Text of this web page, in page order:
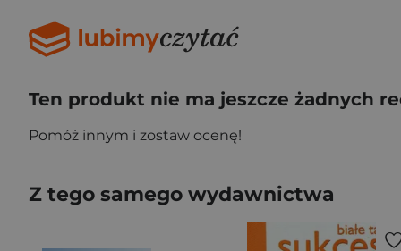
Ten produkt nie ma jeszcze żadnych
Pomóż innym i zostaw ocenę!
Z tego samego wydawnictwa